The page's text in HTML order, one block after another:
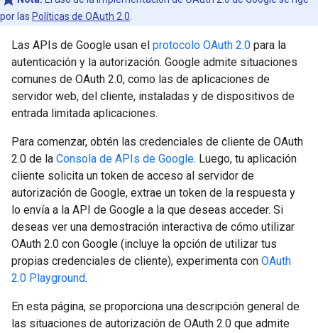
por las Políticas de OAuth 2.0
Las APIs de Google usan el protocolo OAuth 2.0 para la
autenticación y la autorización. Google admite situaciones
comunes de OAuth 2.0, como las de aplicaciones de
servidor web, del cliente, instaladas y de dispositivos de
entrada limitada aplicaciones.
Para comenzar, obtén las credenciales de cliente de OAuth
2.0 de la Consola de APIs de Google. Luego, tu aplicación
cliente solicita un token de acceso al servidor de
autorización de Google, extrae un token de la respuesta y
lo envía a la API de Google a la que deseas acceder. Si
deseas ver una demostración interactiva de cómo utilizar
OAuth 2.0 con Google (incluye la opción de utilizar tus
propias credenciales de cliente), experimenta con OAuth
2.0 Playground.
En esta página, se proporciona una descripción general de
las situaciones de autorización de OAuth 2.0 que admite